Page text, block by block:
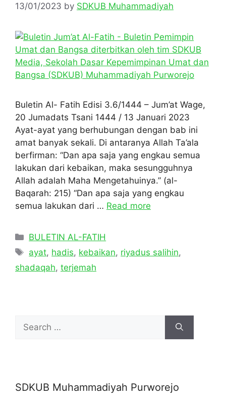
13/01/2023 by SDKUB Muhammadiyah
Buletin Al- Fatih Edisi 3.6/1444 – Jum’at Wage,
20 Jumadats Tsani 1444 / 13 Januari 2023
Ayat-ayat yang berhubungan dengan bab ini
amat banyak sekali. Di antaranya Allah Ta’ala
berfirman: “Dan apa saja yang engkau semua
lakukan dari kebaikan, maka sesungguhnya
Allah adalah Maha Mengetahuinya.” (al-
Baqarah: 215) “Dan apa saja yang engkau
semua lakukan dari … Read more
Categories
BULETIN AL-FATIH
Tags
ayat, hadis, kebaikan, riyadus salihin,
shadaqah, terjemah
for:
SDKUB Muhammadiyah Purworejo